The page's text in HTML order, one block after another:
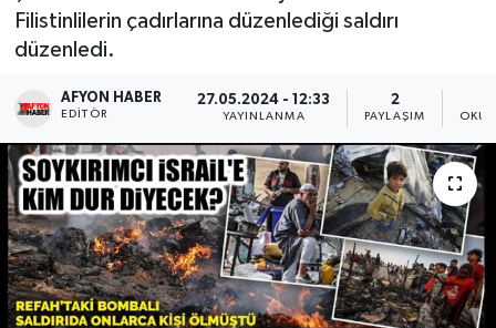
Filistinlilerin çadırlarına düzenlediği saldırı
düzenledi.
AFYON HABER
EDITÖR
27.05.2024 - 12:33
YAYINLANMA
2
PAYLAŞIM
Ekonomi
Magazin
Etkinlikler